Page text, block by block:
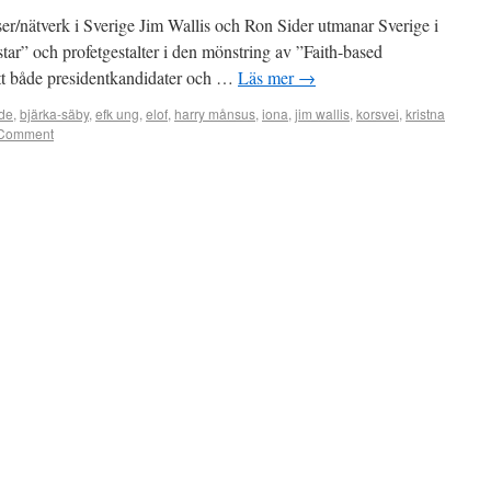
nätverk i Sverige Jim Wallis och Ron Sider utmanar Sverige i
och profetgestalter i den mönstring av ”Faith-based
både presidentkandidater och … Läs mer→
, bjärka-säby, efk ung, elof, harry månsus, iona, jim wallis, korsvei, kristna